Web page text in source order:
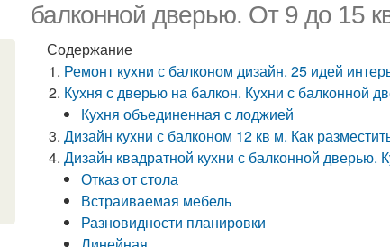
балконной дверью. От 9 до 15
Содержание
Ремонт кухни с балконом дизайн. 25 идей
Кухня с дверью на балкон. Кухни с балконной
Кухня объединенная с лоджией
Дизайн кухни с балконом 12 кв м. Как
Дизайн квадратной кухни с балконной дверью.
Отказ от стола
Встраиваемая мебель
Разновидности планировки